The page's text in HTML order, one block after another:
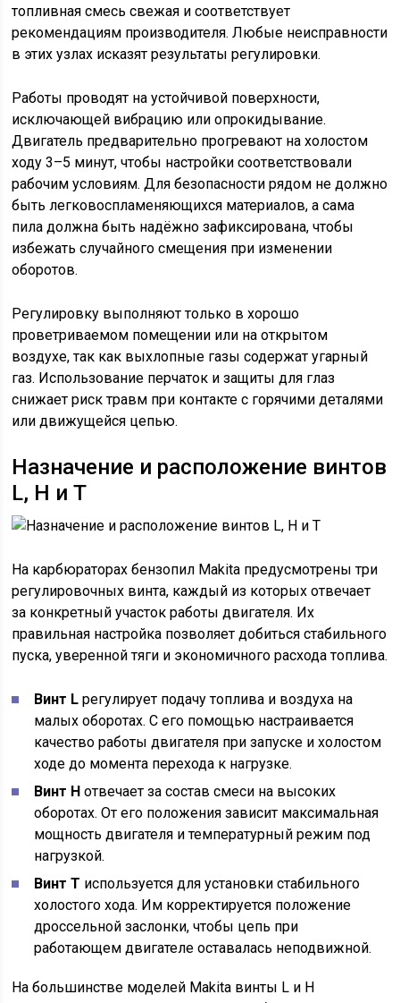
топливная смесь свежая и соответствует
рекомендациям производителя. Любые неисправности
в этих узлах исказят результаты регулировки.
Работы проводят на устойчивой поверхности,
исключающей вибрацию или опрокидывание.
Двигатель предварительно прогревают на холостом
ходу 3–5 минут, чтобы настройки соответствовали
рабочим условиям. Для безопасности рядом не должно
быть легковоспламеняющихся материалов, а сама
пила должна быть надёжно зафиксирована, чтобы
избежать случайного смещения при изменении
оборотов.
Регулировку выполняют только в хорошо
проветриваемом помещении или на открытом
воздухе, так как выхлопные газы содержат угарный
газ. Использование перчаток и защиты для глаз
снижает риск травм при контакте с горячими деталями
или движущейся цепью.
Назначение и расположение винтов
L, H и T
На карбюраторах бензопил Makita предусмотрены три
регулировочных винта, каждый из которых отвечает
за конкретный участок работы двигателя. Их
правильная настройка позволяет добиться стабильного
пуска, уверенной тяги и экономичного расхода топлива.
Винт L регулирует подачу топлива и воздуха на
малых оборотах. С его помощью настраивается
качество работы двигателя при запуске и холостом
ходе до момента перехода к нагрузке.
Винт H отвечает за состав смеси на высоких
оборотах. От его положения зависит максимальная
мощность двигателя и температурный режим под
нагрузкой.
Винт T используется для установки стабильного
холостого хода. Им корректируется положение
дроссельной заслонки, чтобы цепь при
работающем двигателе оставалась неподвижной.
На большинстве моделей Makita винты L и H